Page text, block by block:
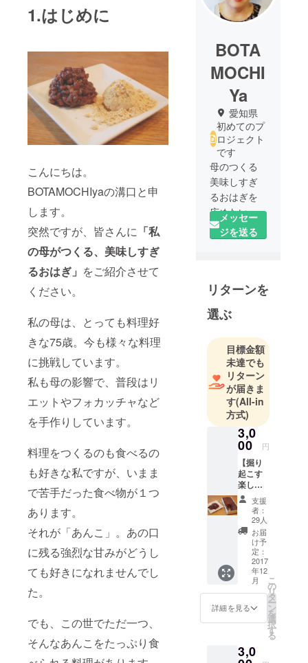
1.はじめに
こんにちは。
BOTAMOCHIyaの溝口と申
します。
突然ですが、皆さんに 「私
の母がつくる、美味しすぎ
るおはぎ」 をご紹介させて
ください。
私の母は、とっても料理好
きな75歳。今も様々な料理
に挑戦しています。
私も母の影響で、普段はリ
エットやフォカッチャなど
を手作りしています。
料理をつくるのも食べるの
も好きな私ですが、いまま
で苦手だった食べ物が１つ
あります。
それが「あんこ」。あの口
に残る強烈な甘みがどうし
ても好きになれませんでし
た。
でも、この世でただ一つ、
そんなあんこをたっぷり食
BOTA
MOCHI
Ya
愛知県
初めてのプ
ロジェクト
です
母のつくる
美味しすぎ
るおはぎを
広めたい
と、おはぎ
のネット
す◎
メッセー
ジを送る
リターンを
選ぶ
目標金額
未達でも
リターン
が届きま
す(All-in
方式)
3,0
00 円
【掘り
起こす
楽し
み！】
おはぎ
箱(あず
き)1箱
＋ス
コップ
スプー
ン1本
支援
者：
29人
お届
け予
定：
2017
年12
月
詳細を見る
こ
の
リ
タ
ー
ン
を
選
択
す
る
3,0